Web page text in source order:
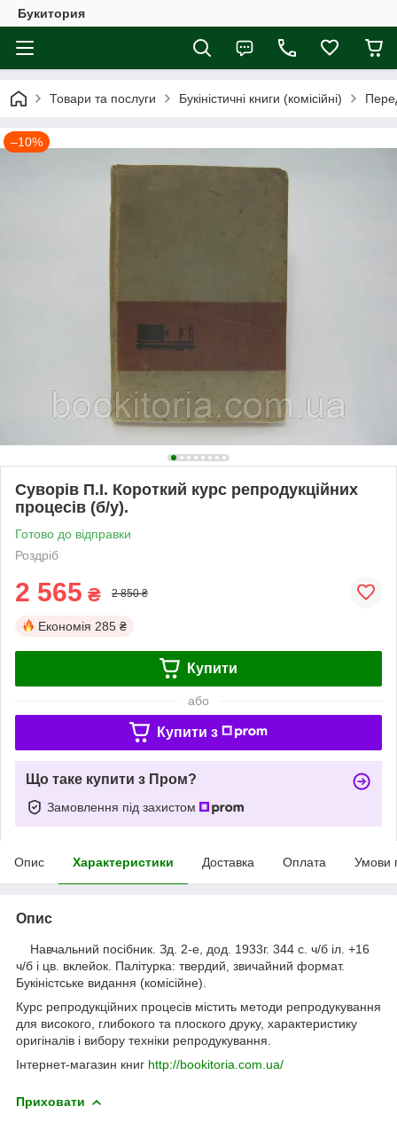
Букитория
Товари та послуги Букіністичні книги (комісійні)
–10%
Суворів П.І. Короткий курс репродукційних
процесів (б/у).
Готово до відправки
Роздріб
2 565 ₴ 2 850 ₴
Економія 285 ₴
Купити
або
Купити з
Що таке купити з Пром?
Замовлення під захистом
Опис Характеристики Доставка Оплата Умови
Опис
Навчальний посібник. Зд. 2-е, дод. 1933г. 344 с. ч/б іл. +16
ч/б і цв. вклейок. Палітурка: твердий, звичайний формат.
Букіністське видання (комісійне).
Курс репродукційних процесів містить методи репродукування
для високого, глибокого та плоского друку, характеристику
оригіналів і вибору техніки репродукування.
Інтернет-магазин книг http://bookitoria.com.ua/
Приховати